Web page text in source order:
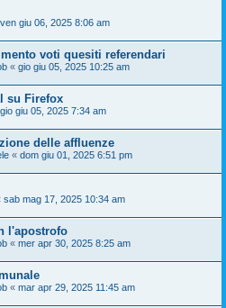
ven giu 06, 2025 8:06 am
voti quesiti referendari
« gio giu 05, 2025 10:25 am
su Firefox
gio giu 05, 2025 7:34 am
delle affluenze
« dom giu 01, 2025 6:51 pm
sab mag 17, 2025 10:34 am
l'apostrofo
« mer apr 30, 2025 8:25 am
« mar apr 29, 2025 11:45 am